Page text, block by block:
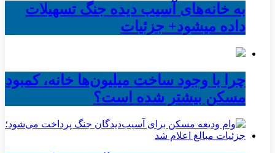
به خانه‌های آسیب دیده جنگ تسهیلات
داده میشود+ جزئیات
چرا با وجود ساخت میلیون‌ها خانه، کمبود
مسکن بیشتر شده است؟